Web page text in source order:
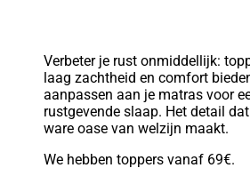
Verbeter je rust onmiddellijk:
laag zachtheid en comfort
aanpassen aan je matras voor
rustgevende slaap. Het detail
ware oase van welzijn maakt.
We hebben toppers vanaf 69€.